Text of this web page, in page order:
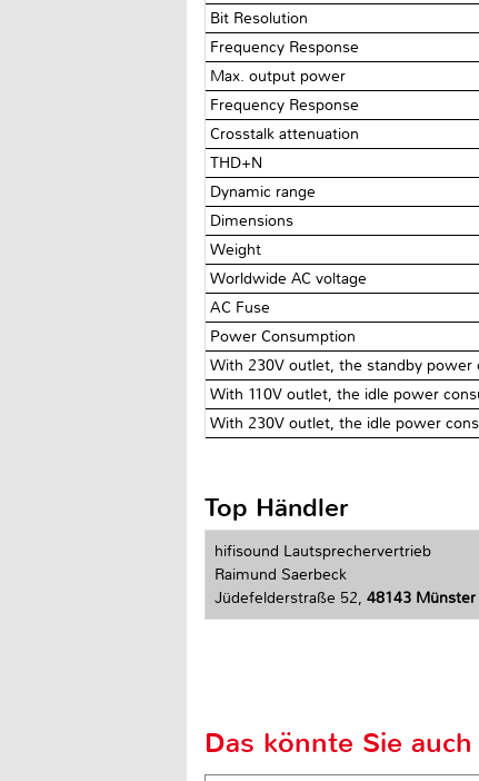
Bit Resolution
Frequency Response
Max. output power
Frequency Response
Crosstalk attenuation
THD+N
Dynamic range
Dimensions
Weight
Worldwide AC voltage
AC Fuse
Power Consumption
With 230V outlet, the standby power
With 110V outlet, the idle power
With 230V outlet, the idle power
Top Händler
hifisound Lautsprechervertrieb
Raimund Saerbeck
Jüdefelderstraße 52, 48143 Münster
Das könnte Sie